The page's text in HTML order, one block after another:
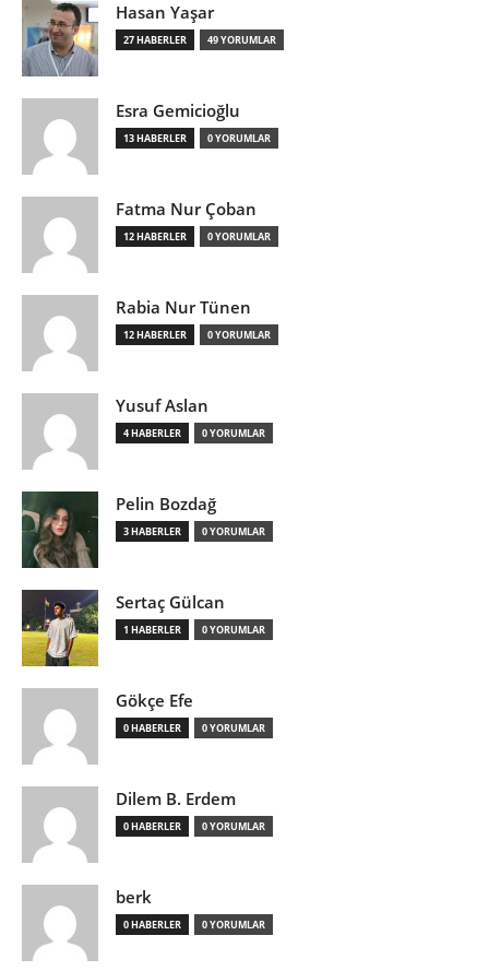
Hasan Yaşar
27 HABERLER 49 YORUMLAR
Esra Gemicioğlu
13 HABERLER 0 YORUMLAR
Fatma Nur Çoban
12 HABERLER 0 YORUMLAR
Rabia Nur Tünen
12 HABERLER 0 YORUMLAR
Yusuf Aslan
4 HABERLER 0 YORUMLAR
Pelin Bozdağ
3 HABERLER 0 YORUMLAR
Sertaç Gülcan
1 HABERLER 0 YORUMLAR
Gökçe Efe
0 HABERLER 0 YORUMLAR
Dilem B. Erdem
0 HABERLER 0 YORUMLAR
berk
0 HABERLER 0 YORUMLAR